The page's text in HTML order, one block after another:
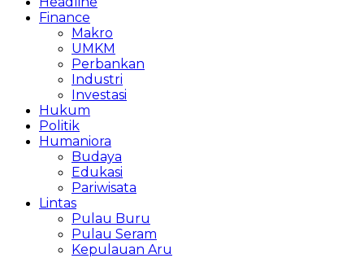
Finance
Makro
UMKM
Perbankan
Industri
Investasi
Hukum
Politik
Humaniora
Budaya
Edukasi
Pariwisata
Lintas
Pulau Buru
Pulau Seram
Kepulauan Aru